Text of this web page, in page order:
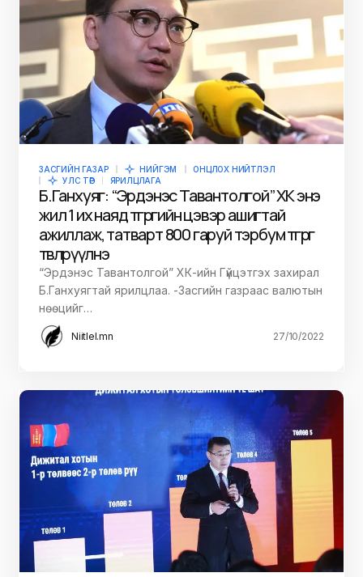
ЗАСГИЙН ГАЗАР НИЙГЭМ
ОНЦЛОХ НИЙТЛЭЛ
УЛС ТӨР
ЯРИЛЦЛАГА
Б.Ганхуяг: “Эрдэнэс Тавантолгой” ХК энэ
жил 1 их наяд төгрөгийн цэвэр ашигтай
ажиллаж, татварт 800 гаруй тэрбум төгрөг
төвлөрүүлнэ
“Эрдэнэс Тавантолгой” ХК-ийн Гүйцэтгэх захирал
Б.Ганхуягтай ярилцлаа. -Засгийн газраас валютын
нөөцийг…
Niitlel.mn 27/10/2022